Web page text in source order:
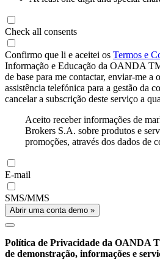
Check all consents
Confirmo que li e aceitei os Termos e
Informação e Educação da OANDA
de base para me contactar, enviar-me a
assistência telefónica para a gestão da
cancelar a subscrição deste serviço a
Aceito receber informações de
Brokers S.A. sobre produtos e
promoções, através dos dados de
E-mail
SMS/MMS
Abrir uma conta demo »
Política de Privacidade da OANDA
de demonstração, informações e